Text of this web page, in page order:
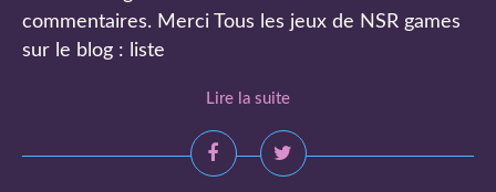
commentaires. Merci Tous les jeux de NSR games
sur le blog : liste
Lire la suite